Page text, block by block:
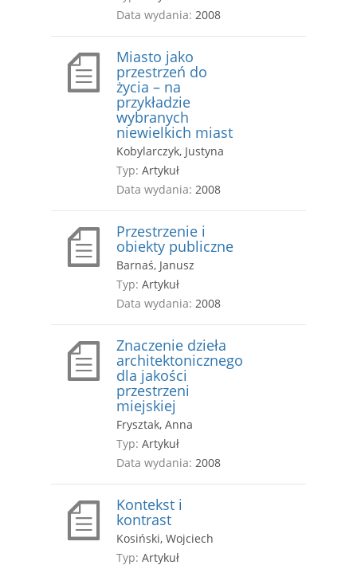
Data wydania: 2008
Miasto jako
przestrzeń do
życia – na
przykładzie
wybranych
niewielkich miast
Kobylarczyk, Justyna
Typ: Artykuł
Data wydania: 2008
Przestrzenie i
obiekty publiczne
Barnaś, Janusz
Typ: Artykuł
Data wydania: 2008
Znaczenie dzieła
architektonicznego
dla jakości
przestrzeni
miejskiej
Frysztak, Anna
Typ: Artykuł
Data wydania: 2008
Kontekst i
kontrast
Kosiński, Wojciech
Typ: Artykuł